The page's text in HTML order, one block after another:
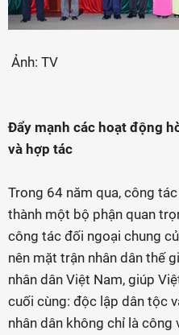
Ảnh: TV
Đẩy mạnh các hoạt động
và hợp tác
Trong 64 năm qua, công
thành một bộ phận quan
công tác đối ngoại chung
nên mặt trận nhân dân thế
nhân dân Việt Nam, giúp
cuối cùng: độc lập dân tộc
nhân dân không chỉ là công